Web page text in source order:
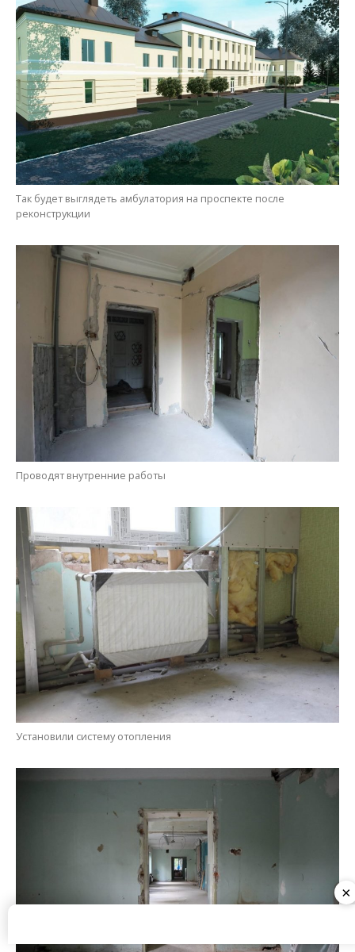
Так будет выглядеть амбулатория на проспекте после
реконструкции
Проводят внутренние работы
Установили систему отопления
Предстоит выполнить большой объем работ
×